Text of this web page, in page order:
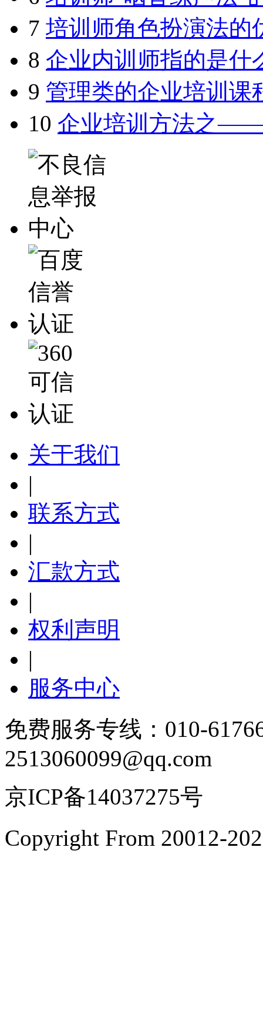
7 培训师角色扮演法的
8 企业内训师指的是什
9 管理类的企业培训课
10 企业培训方法之
关于我们
|
联系方式
|
汇款方式
|
权利声明
|
服务中心
免费服务专线：010-
2513060099@qq.com
京ICP备14037275号
Copyright From 20012-